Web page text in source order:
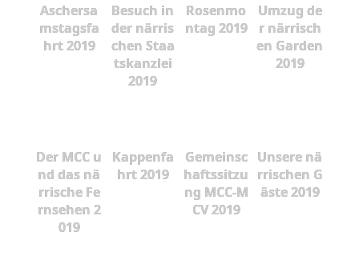
Aschersa
mstagsfa
hrt 2019
Besuch in
der närris
chen Staa
tskanzlei
2019
Rosenmo
ntag 2019
Umzug de
r närrisch
en Garden
2019
Der MCC u
nd das nä
rrische Fe
rnsehen 2
019
Kappenfa
hrt 2019
Gemeinsc
haftssitzu
ng MCC-M
CV 2019
Unsere nä
rrischen G
äste 2019